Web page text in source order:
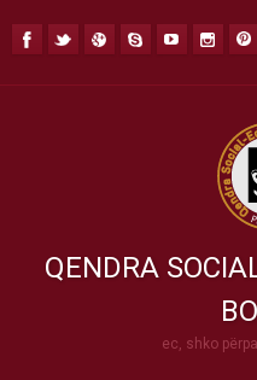
QENDRA
ec, shko